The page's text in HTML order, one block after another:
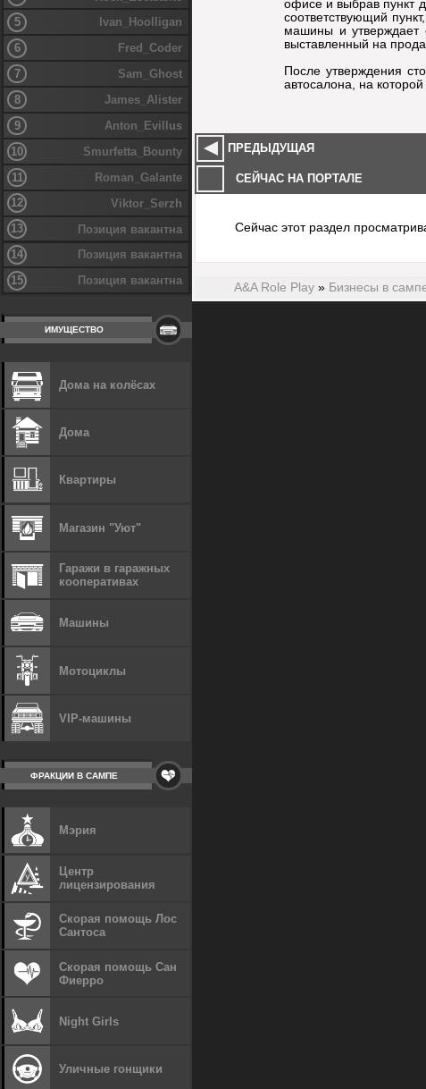
офисе и выбрав пункт
соответствующий
машины и утверждает
выставленный на
После утверждения
автосалона, на
ПРЕДЫДУЩАЯ
СЕЙЧАС НА ПОРТАЛЕ
Сейчас этот раздел
A&A Role Play » Бизнесы в
5
Ivan_Hoolligan
6
Fred_Coder
7
Sam_Ghost
8
James_Alister
9
Anton_Evillus
10
Smurfetta_Bounty
11
Roman_Galante
12
Viktor_Serzh
13
Позиция вакантна
14
Позиция вакантна
15
Позиция вакантна
ИМУЩЕСТВО
Дома на колёсах
Дома
Квартиры
Магазин "Уют"
Гаражи в гаражных
кооперативах
Машины
Мотоциклы
VIP-машины
ФРАКЦИИ В САМПЕ
Мэрия
Центр
лицензирования
Скорая помощь Лос
Сантоса
Скорая помощь Сан
Фиерро
Night Girls
Уличные гонщики